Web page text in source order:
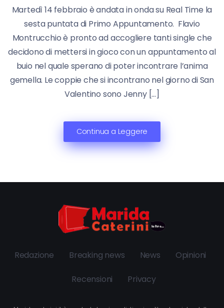
Martedì 14 febbraio è andata in onda su Real Time la
sesta puntata di Primo Appuntamento. Flavio
Montrucchio è pronto ad accogliere tanti single che
decidono di mettersi in gioco con un appuntamento al
buio nel quale sperano di poter incontrare l’anima
gemella. Le coppie che si incontrano nel giorno di San
Valentino sono Jenny […]
Continua a Leggere
Redazione Breaking news News Opinioni
Recensioni Privacy